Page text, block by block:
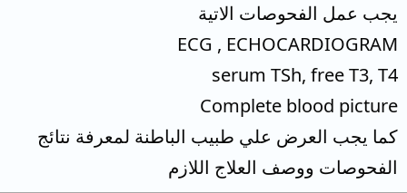
يجب عمل الفحوصات الاتية
ECG , ECHOCARDIOGRAM
serum TSh, free T3, T4
Complete blood picture
كما يجب العرض علي طبيب الباطنة لمعرفة نتائج
الفحوصات ووصف العلاج اللازم